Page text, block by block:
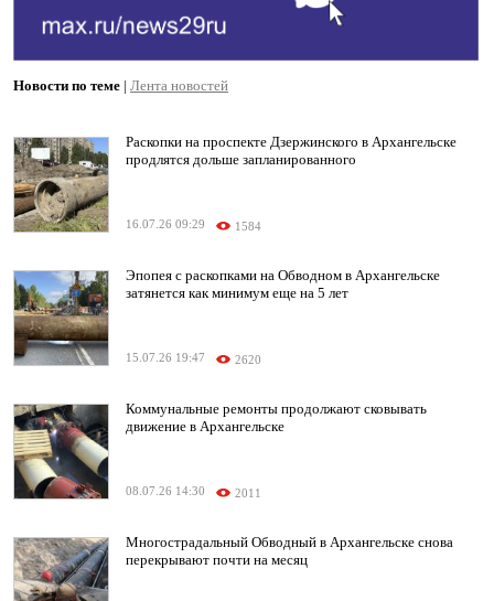
Новости по теме | Лента новостей
Раскопки на проспекте Дзержинского в Архангельске
продлятся дольше запланированного
16.07.26 09:29 1584
Эпопея с раскопками на Обводном в Архангельске
затянется как минимум еще на 5 лет
15.07.26 19:47 2620
Коммунальные ремонты продолжают сковывать
движение в Архангельске
08.07.26 14:30 2011
Многострадальный Обводный в Архангельске снова
перекрывают почти на месяц